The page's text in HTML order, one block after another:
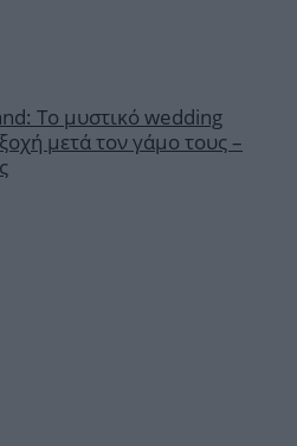
Το μυστικό wedding
μετά τον γάμο τους –